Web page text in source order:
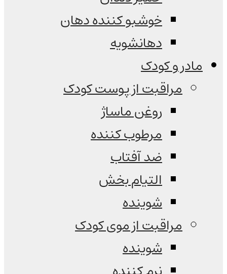
خوشبو کننده دهان
دهانشویه
مادر و کودک
مراقبت از پوست کودک
روغن ماساژ
مرطوب کننده
ضد آفتاب
التیام بخش
شوینده
مراقبت از موی کودک
شوینده